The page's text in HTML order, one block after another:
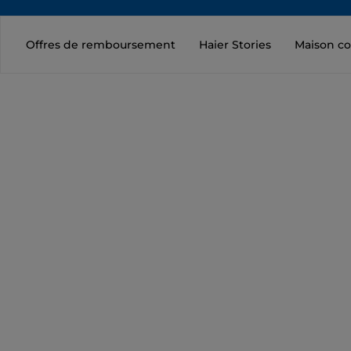
Offres de remboursement Haier Stories Maison